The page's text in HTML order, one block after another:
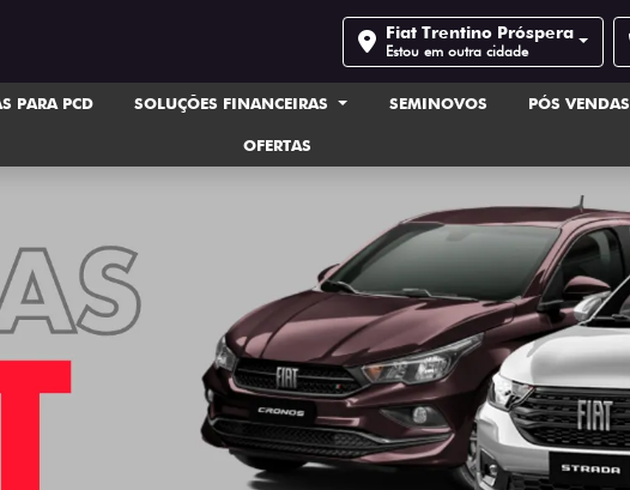
Fiat Trentino Próspera
Estou em outra cidade
PARA PCD SOLUÇÕES FINANCEIRAS SEMINOVOS PÓS VENDAS
OFERTAS